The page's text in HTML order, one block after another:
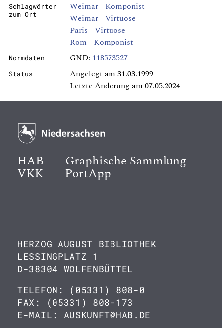
Schlagwörter
zum Ort
Weimar - Komponist
Weimar - Virtuose
Paris - Virtuose
Rom - Komponist
Normdaten GND: 118573527
Status
Angelegt am 31.03.1999
Letzte Änderung am 07.05.2024
HAB Graphische Sammlung
VKK PortApp
HERZOG AUGUST BIBLIOTHEK
LESSINGPLATZ 1
D-38304 WOLFENBÜTTEL
TELEFON: (05331) 808-0
FAX: (05331) 808-173
E-MAIL: AUSKUNFT@HAB.DE